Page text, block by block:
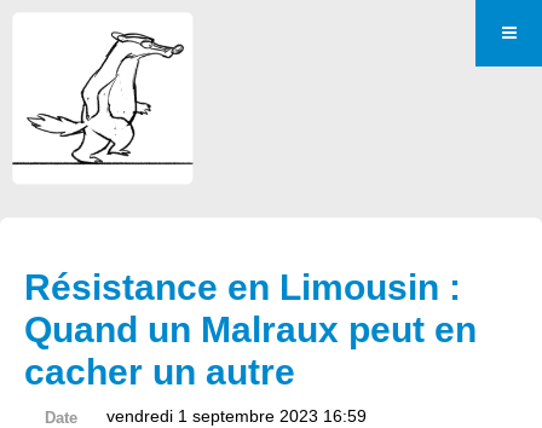
Résistance en Limousin :
Quand un Malraux peut en
cacher un autre
Date vendredi 1 septembre 2023 16:59